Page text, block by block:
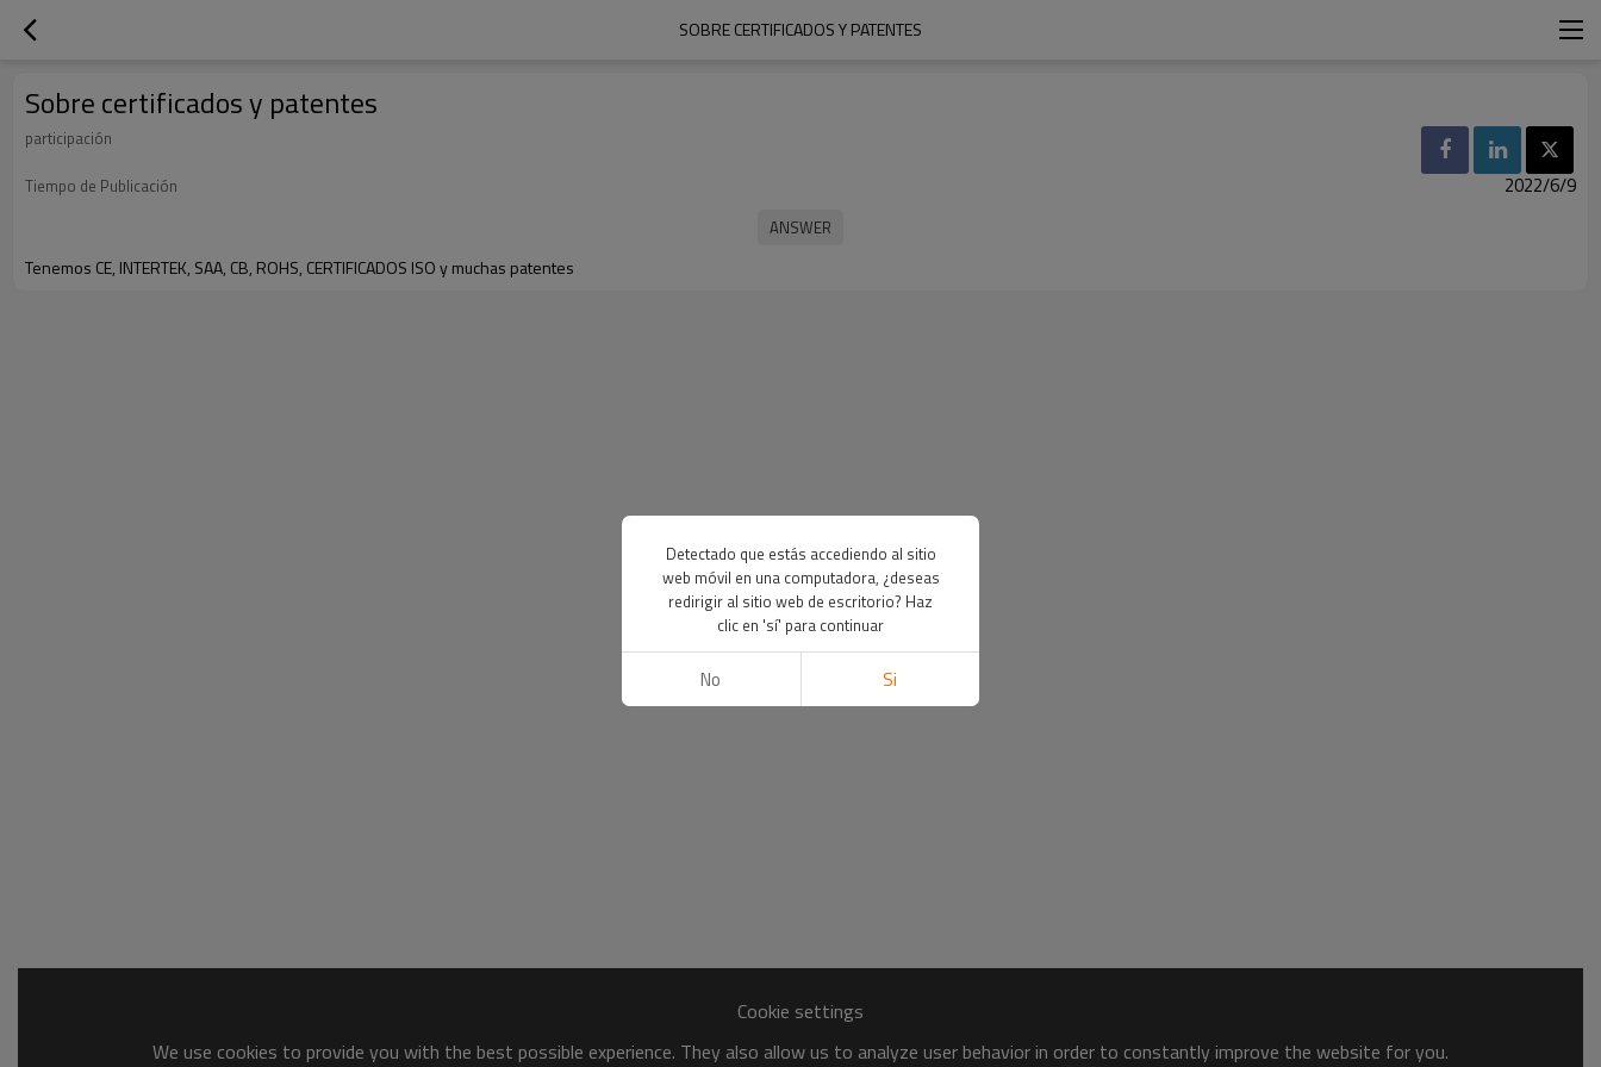
SOBRE CERTIFICADOS Y PATENTES
Sobre certificados y patentes
participación
Tiempo de Publicación
2022/6/9
Tenemos CE, INTERTEK, SAA, CB, ROHS, CERTIFICADOS ISO y muchas patentes
Cookie settings
We use cookies to provide you with the best possible experience. They also allow us to analyze user behavior in order to constantly improve the website for you.
Detectado que estás accediendo al sitio
web móvil en una computadora, ¿deseas
redirigir al sitio web de escritorio? Haz
clic en 'sí' para continuar
No Si